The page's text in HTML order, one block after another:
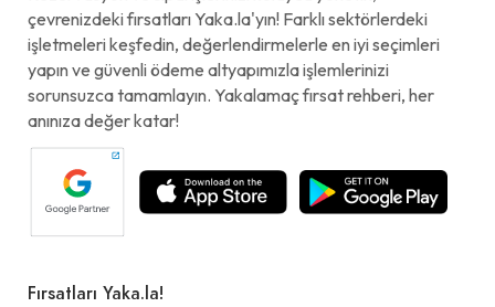
çevrenizdeki fırsatları Yaka.la'yın! Farklı sektörlerdeki
işletmeleri keşfedin, değerlendirmelerle en iyi seçimleri
yapın ve güvenli ödeme altyapımızla işlemlerinizi
sorunsuzca tamamlayın. Yakalamaç fırsat rehberi, her
anınıza değer katar!
Fırsatları Yaka.la!